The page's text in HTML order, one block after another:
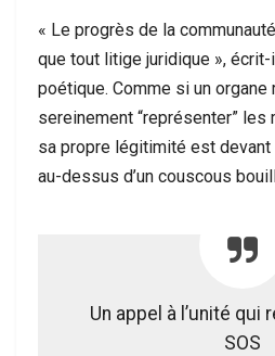
« Le progrès de la
que tout litige juridique », écrit-
poétique. Comme si un
sereinement “représenter” les
sa propre légitimité est
au-dessus d’un couscous
Un appel à l’unité qui
SOS